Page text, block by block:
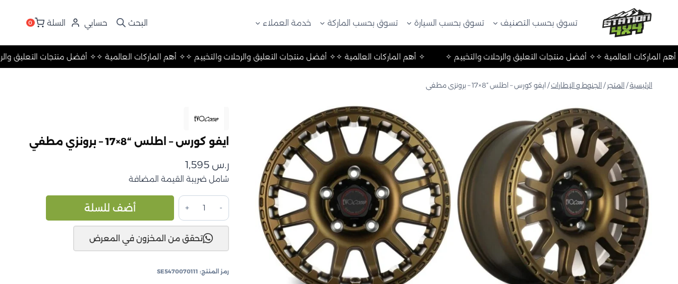
تسوق بحسب التصنيف تسوق بحسب السيارة تسوق بحسب الماركة خدمة العملاء حسابي السلة 0
✧ أفضل✧ أهم الماركات العالمية ✧ ✧ أفضل منتجات التعليق والرحلات والتخييم ✧✧ أهم الماركات العالمية ✧ ✧ أفضل منتجات التعليق والرحلات والتخييم ✧✧ أهم الماركات العالمية ✧ والتخييم ✧
الرئيسية/ المتجر / الجنوط و الإطارات/ ايفو كورس – اطلس “8×17 – برونزي مطفي
ايفو كورس – اطلس “8×17 – برونزي مطفي
ر.س1,595
شامل ضريبة القيمة المضافة
كمية
كورس
اطلس
–
أضف للسلة
تحقق من المخزون في المعرض
رمز المنتج: SE5470070111